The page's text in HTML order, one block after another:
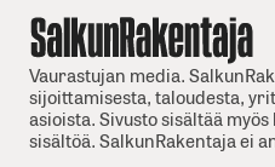
Vaurastujan media.
sijoittamisesta, taloudesta,
asioista. Sivusto sisältää
sisältöä. SalkunRakentaja ei